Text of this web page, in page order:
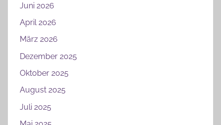
Juni 2026
April 2026
März 2026
Dezember 2025
Oktober 2025
August 2025
Juli 2025